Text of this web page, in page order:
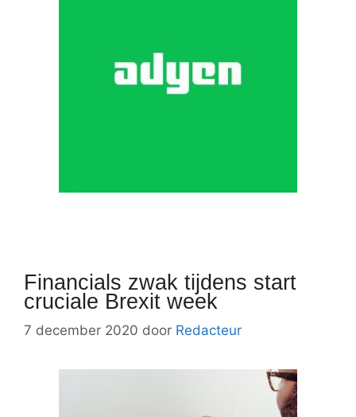
Financials zwak tijdens start
cruciale Brexit week
7 december 2020 door Redacteur